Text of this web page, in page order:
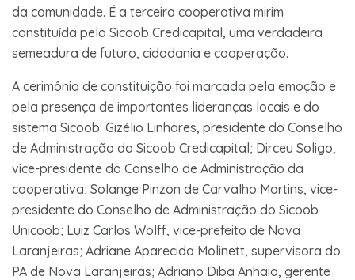
da comunidade. É a terceira cooperativa mirim
constituída pelo Sicoob Credicapital, uma verdadeira
semeadura de futuro, cidadania e cooperação.
A cerimônia de constituição foi marcada pela emoção e
pela presença de importantes lideranças locais e do
sistema Sicoob: Gizélio Linhares, presidente do Conselho
de Administração do Sicoob Credicapital; Dirceu Soligo,
vice-presidente do Conselho de Administração da
cooperativa; Solange Pinzon de Carvalho Martins, vice-
presidente do Conselho de Administração do Sicoob
Unicoob; Luiz Carlos Wolff, vice-prefeito de Nova
Laranjeiras; Adriane Aparecida Molinett, supervisora do
PA de Nova Laranjeiras; Adriano Diba Anhaia, gerente